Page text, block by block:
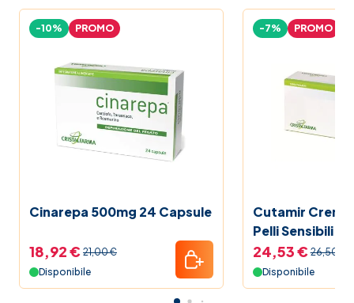
Cinarepa 500mg 24 Capsule
-10% PROMO
18,92 € 21,00 €
Disponibile
Cutamir
Pelli Sensibili
-7% PROMO
24,53 € 26,50 €
Disponibile